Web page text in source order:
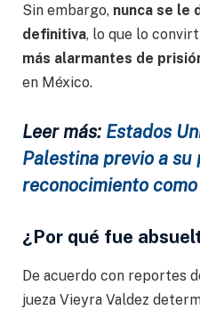
Sin embargo, nunca se le
definitiva, lo que lo
más alarmantes de
en México.
Leer más: Estados
Palestina previo a su
reconocimiento
¿Por qué fue
De acuerdo con reportes
jueza Vieyra Valdez